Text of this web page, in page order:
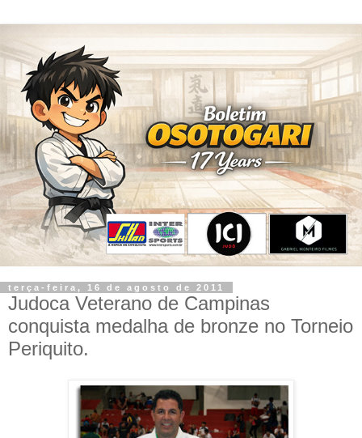
terça-feira, 16 de agosto de 2011
Judoca Veterano de Campinas
conquista medalha de bronze no Torneio
Periquito.